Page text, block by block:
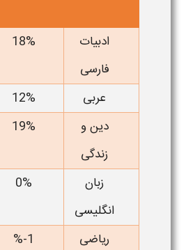
ادبیات
فارسی
18%
عربی 12%
دین و
زندگی
19%
زبان
انگلیسی
0%
ریاضی 1-%